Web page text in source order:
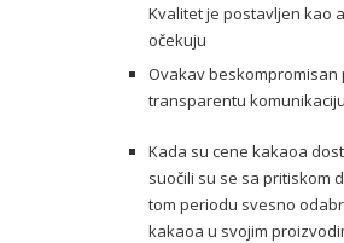
Kvalitet je postavljen kao
očekuju
Ovakav beskompromisan
transparentu
Kada su cene kakaoa
suočili su se sa pritiskom
tom periodu svesno
kakaoa u svojim